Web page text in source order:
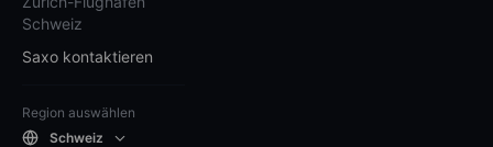
Schweiz
Saxo kontaktieren
Region auswählen
Schweiz